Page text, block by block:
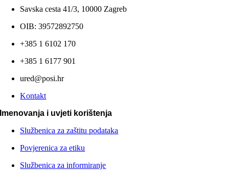
Savska cesta 41/3, 10000 Zagreb
OIB: 39572892750
+385 1 6102 170
+385 1 6177 901
ured@posi.hr
Kontakt
Imenovanja i uvjeti korištenja
Službenica za zaštitu podataka
Povjerenica za etiku
Službenica za informiranje